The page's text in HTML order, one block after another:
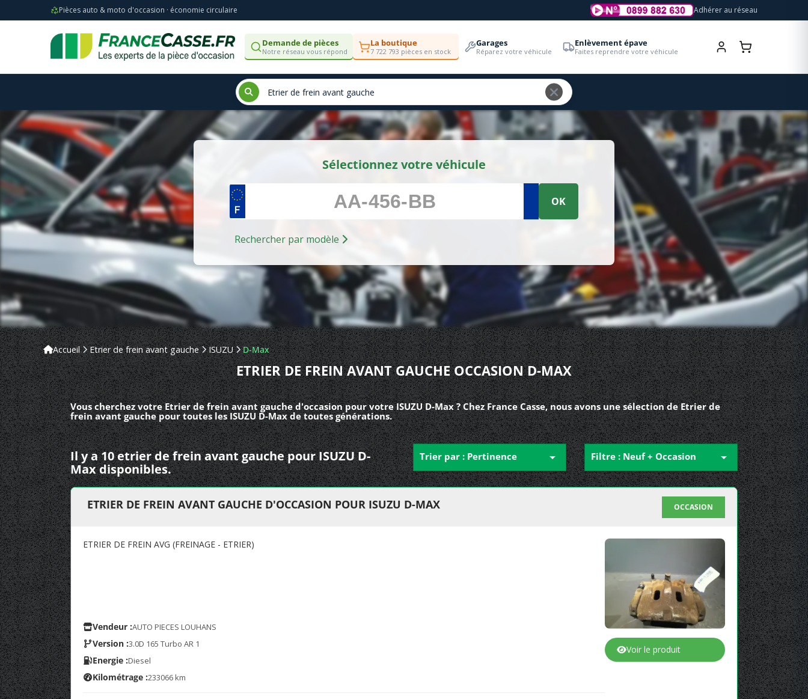
Pièces auto & moto d'occasion · économie circulaire Adhérer au réseau
Demande de pièces
Notre réseau vous répond
La boutique
7 722 793 pièces en stock
Garages
Réparez votre véhicule
Enlèvement épave
Faites reprendre votre véhicule
Sélectionnez votre véhicule
OK
Rechercher par modèle
Accueil Etrier de frein avant gauche ISUZU D-Max
ETRIER DE FREIN AVANT GAUCHE OCCASION D-MAX
Vous cherchez votre Etrier de frein avant gauche d'occasion pour votre ISUZU D-Max ? Chez France Casse, nous avons une sélection de Etrier de
frein avant gauche pour toutes les ISUZU D-Max de toutes générations.
Il y a 10 etrier de frein avant gauche pour ISUZU D-
Max disponibles.
Trier par : Pertinence  Filtre : Neuf + Occasion 
ETRIER DE FREIN AVANT GAUCHE D'OCCASION POUR ISUZU D-MAX OCCASION
ETRIER DE FREIN AVG (FREINAGE - ETRIER)
Vendeur :AUTO PIECES LOUHANS
Version :3.0D 165 Turbo AR 1
Energie :Diesel
Kilométrage :233066 km
Voir le produit